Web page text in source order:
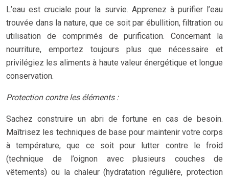
L’eau est cruciale pour la survie. Apprenez à purifier l’eau
trouvée dans la nature, que ce soit par ébullition, filtration ou
utilisation de comprimés de purification. Concernant la
nourriture, emportez toujours plus que nécessaire et
privilégiez les aliments à haute valeur énergétique et longue
conservation.
Protection contre les éléments :
Sachez construire un abri de fortune en cas de besoin.
Maîtrisez les techniques de base pour maintenir votre corps
à température, que ce soit pour lutter contre le froid
(technique de l’oignon avec plusieurs couches de
vêtements) ou la chaleur (hydratation régulière, protection